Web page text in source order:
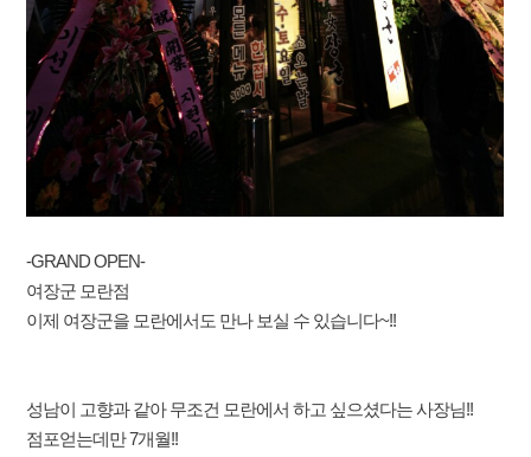
-GRAND OPEN-
여장군 모란점
이제 여장군을 모란에서도 만나 보실 수 있습니다~!!
성남이 고향과 같아 무조건 모란에서 하고 싶으셨다는 사장님!!
점포얻는데만 7개월!!